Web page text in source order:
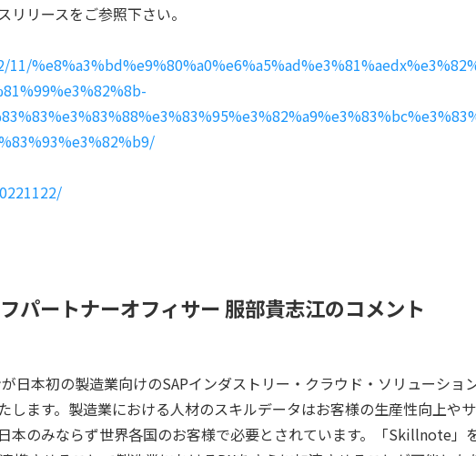
リースをご参照下さい。
パートナーオフィサー 服部貴志江のコメント
日本初の製造業向けのSAPインダストリー・クラウド・ソリューショ
します。製造業における人材のスキルデータはお客様の生産性向上やサ
本のみならず世界各国のお客様で必要とされています。「Skillnote」